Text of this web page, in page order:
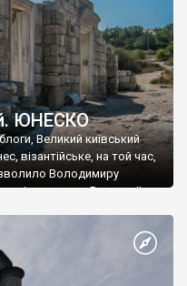
ЮНЕСКО
Великий київський
візантійське, на той час,
Володимиру
імператору Василю ІІ, та
Василем-християнином.
Херсонесу Таврійського